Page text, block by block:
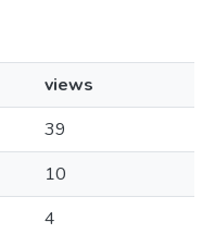
views
39
10
4